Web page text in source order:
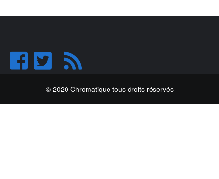
© 2020 Chromatique tous droits réservés